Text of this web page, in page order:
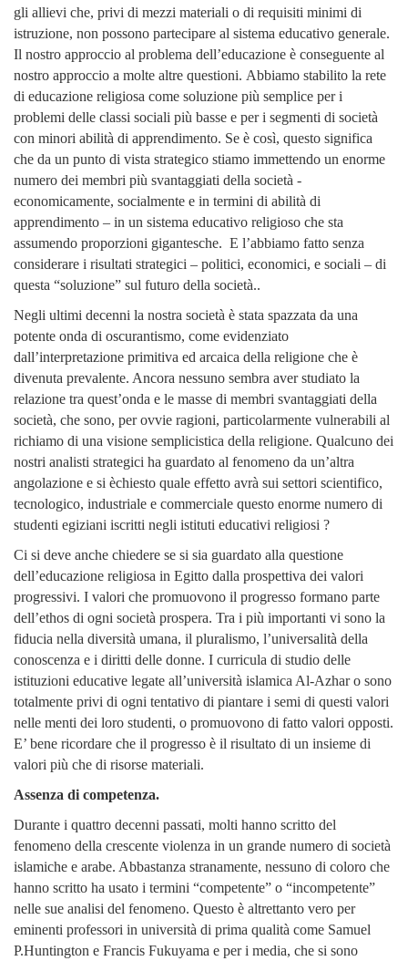
gli allievi che, privi di mezzi materiali o di requisiti minimi di
istruzione, non possono partecipare al sistema educativo generale.
Il nostro approccio al problema dell’educazione è conseguente al
nostro approccio a molte altre questioni. Abbiamo stabilito la rete
di educazione religiosa come soluzione più semplice per i
problemi delle classi sociali più basse e per i segmenti di società
con minori abilità di apprendimento. Se è così, questo significa
che da un punto di vista strategico stiamo immettendo un enorme
numero dei membri più svantaggiati della società -
economicamente, socialmente e in termini di abilità di
apprendimento – in un sistema educativo religioso che sta
assumendo proporzioni gigantesche. E l’abbiamo fatto senza
considerare i risultati strategici – politici, economici, e sociali – di
questa “soluzione” sul futuro della società..
Negli ultimi decenni la nostra società è stata spazzata da una
potente onda di oscurantismo, come evidenziato
dall’interpretazione primitiva ed arcaica della religione che è
divenuta prevalente. Ancora nessuno sembra aver studiato la
relazione tra quest’onda e le masse di membri svantaggiati della
società, che sono, per ovvie ragioni, particolarmente vulnerabili al
richiamo di una visione semplicistica della religione. Qualcuno dei
nostri analisti strategici ha guardato al fenomeno da un’altra
angolazione e si èchiesto quale effetto avrà sui settori scientifico,
tecnologico, industriale e commerciale questo enorme numero di
studenti egiziani iscritti negli istituti educativi religiosi ?
Ci si deve anche chiedere se si sia guardato alla questione
dell’educazione religiosa in Egitto dalla prospettiva dei valori
progressivi. I valori che promuovono il progresso formano parte
dell’ethos di ogni società prospera. Tra i più importanti vi sono la
fiducia nella diversità umana, il pluralismo, l’universalità della
conoscenza e i diritti delle donne. I curricula di studio delle
istituzioni educative legate all’università islamica Al-Azhar o sono
totalmente privi di ogni tentativo di piantare i semi di questi valori
nelle menti dei loro studenti, o promuovono di fatto valori opposti.
E’ bene ricordare che il progresso è il risultato di un insieme di
valori più che di risorse materiali.
Assenza di competenza.
Durante i quattro decenni passati, molti hanno scritto del
fenomeno della crescente violenza in un grande numero di società
islamiche e arabe. Abbastanza stranamente, nessuno di coloro che
hanno scritto ha usato i termini “competente” o “incompetente”
nelle sue analisi del fenomeno. Questo è altrettanto vero per
eminenti professori in università di prima qualità come Samuel
P.Huntington e Francis Fukuyama e per i media, che si sono